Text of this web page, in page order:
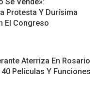
Protesta Y Durísima
El Congreso
Aterriza En Rosario
Películas Y Funciones